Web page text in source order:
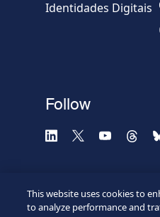
* Campos
Identidades Digitais
Follow
This website uses cookies to
to analyze performance and